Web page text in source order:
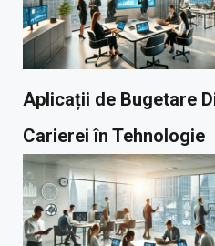
Aplicații de Bugetare
Carierei în Tehnologie